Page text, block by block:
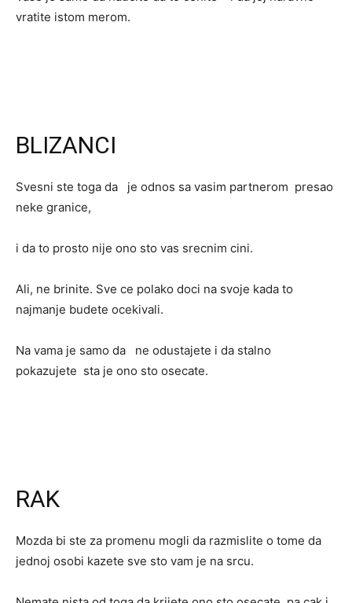
vratite istom merom.
BLIZANCI
Svesni ste toga da je odnos sa vasim partnerom presao
neke granice,
i da to prosto nije ono sto vas srecnim cini.
Ali, ne brinite. Sve ce polako doci na svoje kada to
najmanje budete ocekivali.
Na vama je samo da ne odustajete i da stalno
pokazujete sta je ono sto osecate.
RAK
Mozda bi ste za promenu mogli da razmislite o tome da
jednoj osobi kazete sve sto vam je na srcu.